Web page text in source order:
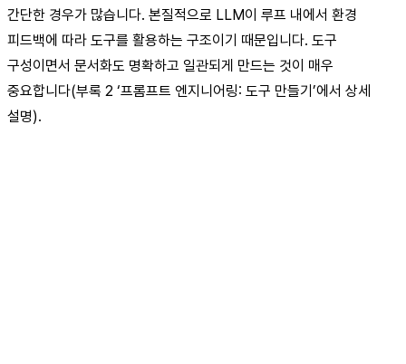
간단한 경우가 많습니다. 본질적으로 LLM이 루프 내에서 환경
피드백에 따라 도구를 활용하는 구조이기 때문입니다. 도구
구성이면서 문서화도 명확하고 일관되게 만드는 것이 매우
중요합니다(부록 2 ‘프롬프트 엔지니어링: 도구 만들기’에서 상세
설명).